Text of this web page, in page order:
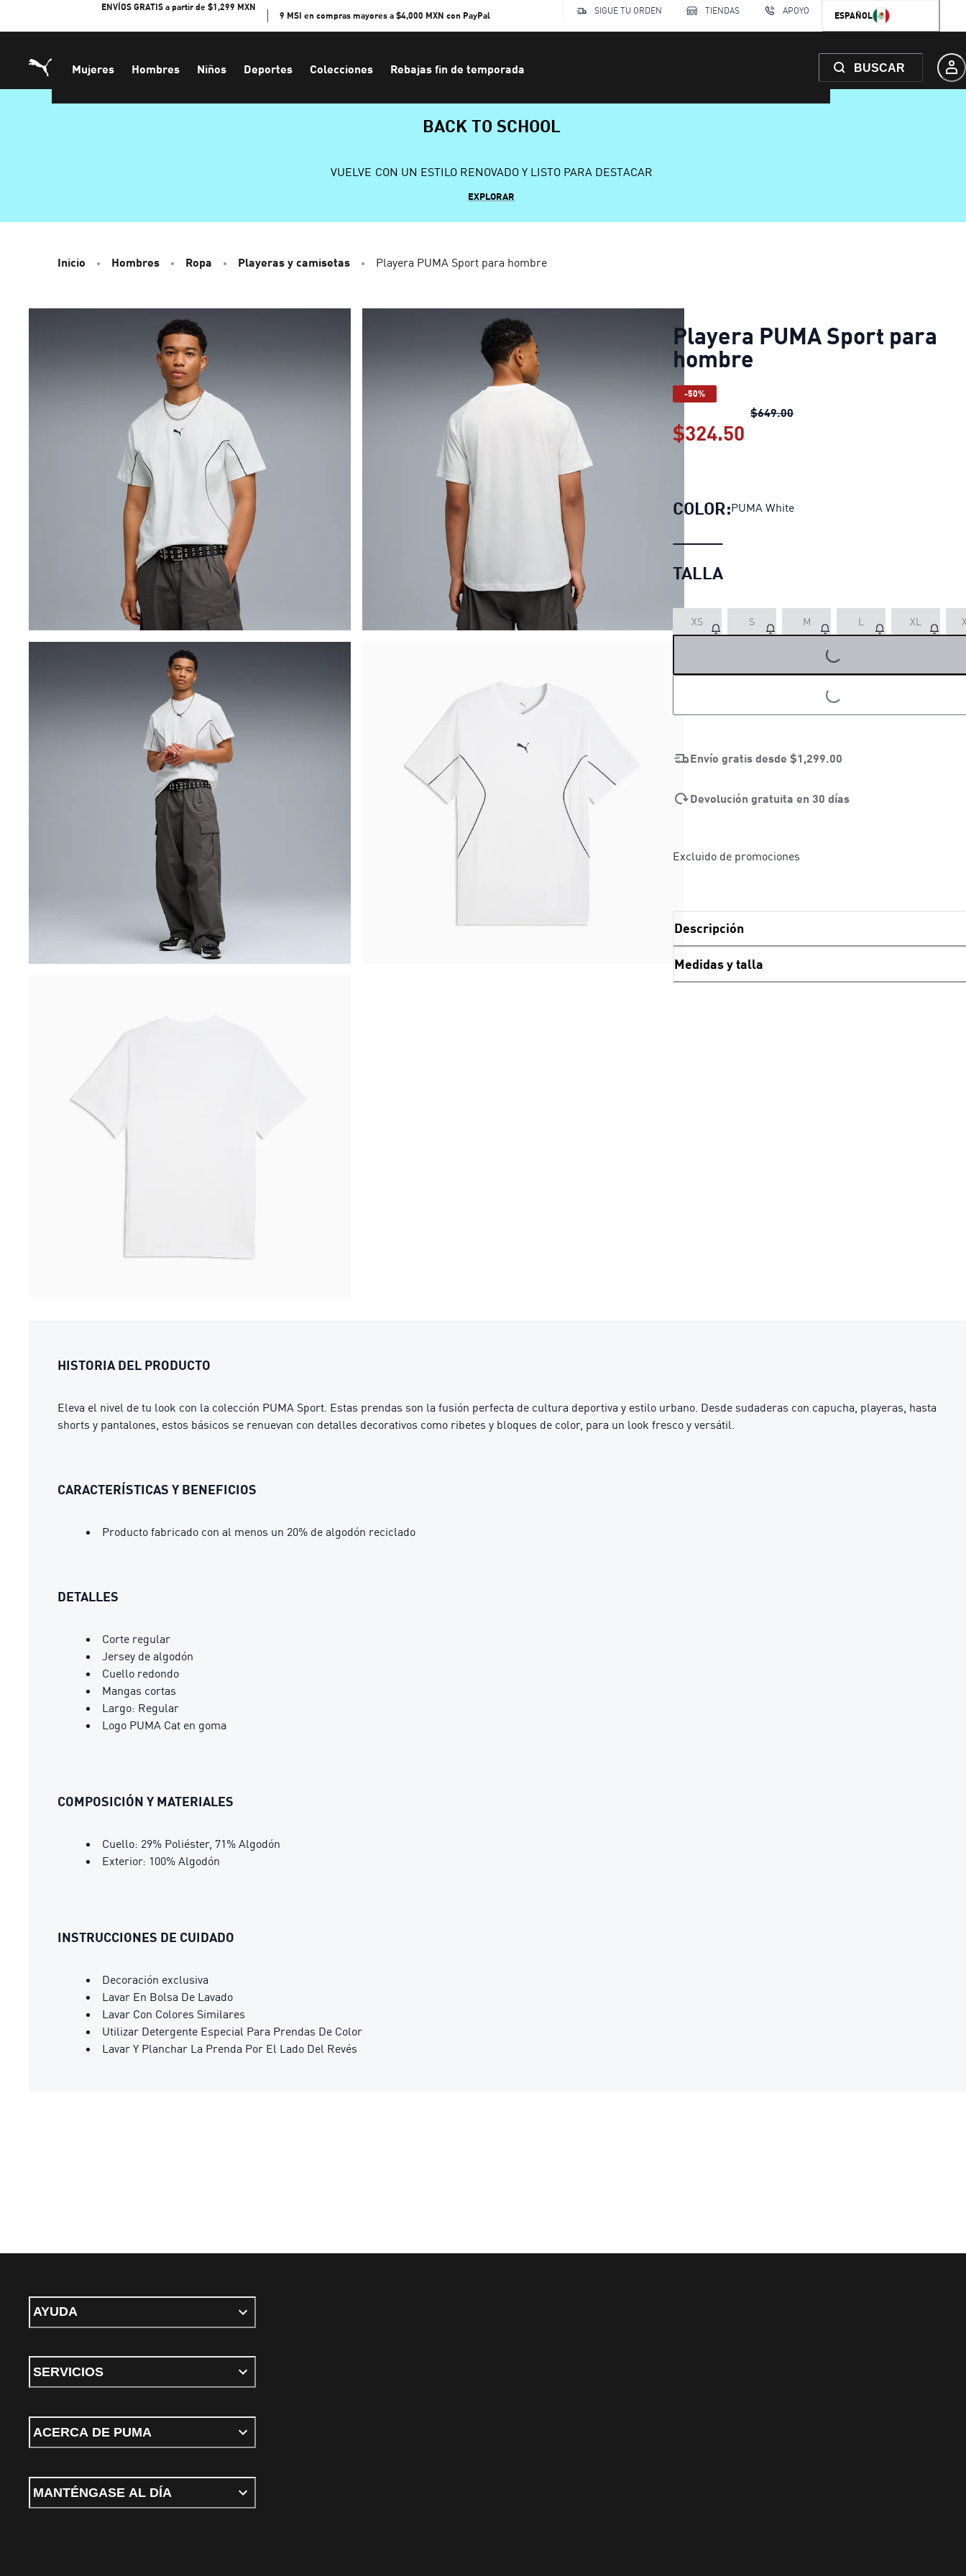
ENVÍOS GRATIS a partir de $1,299 MXN
9 MSI en compras mayores a $4,000 MXN con PayPal
SIGUE TU ORDEN TIENDAS APOYO ESPAÑOL
Mujeres Hombres Niños Deportes Colecciones Rebajas fin de temporada BUSCAR
BACK TO SCHOOL
VUELVE CON UN ESTILO RENOVADO Y LISTO PARA DESTACAR
EXPLORAR
Inicio Hombres Ropa Playeras y camisetas Playera PUMA Sport para hombre
Playera PUMA Sport para
hombre
-50%
$649.00Playera PUMA Sport para
$324.50
COLOR:PUMA White
TALLA
XS S M L XL
LOADING...
LOADING...
Envío gratis desde $1,299.00
Devolución gratuita en 30 días
Excluido de promociones
Descripción
Medidas y talla
HISTORIA DEL PRODUCTO
Eleva el nivel de tu look con la colección PUMA Sport. Estas prendas son la fusión perfecta de cultura deportiva y estilo urbano. Desde sudaderas con capucha, playeras, hasta
shorts y pantalones, estos básicos se renuevan con detalles decorativos como ribetes y bloques de color, para un look fresco y versátil.
CARACTERÍSTICAS Y BENEFICIOS
Producto fabricado con al menos un 20% de algodón reciclado
DETALLES
Corte regular
Jersey de algodón
Cuello redondo
Mangas cortas
Largo: Regular
Logo PUMA Cat en goma
COMPOSICIÓN Y MATERIALES
Cuello: 29% Poliéster, 71% Algodón
Exterior: 100% Algodón
INSTRUCCIONES DE CUIDADO
Decoración exclusiva
Lavar En Bolsa De Lavado
Lavar Con Colores Similares
Utilizar Detergente Especial Para Prendas De Color
Lavar Y Planchar La Prenda Por El Lado Del Revés
AYUDA
SERVICIOS
ACERCA DE PUMA
MANTÉNGASE AL DÍA